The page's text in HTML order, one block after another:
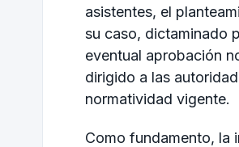
asistentes, el
su caso, dictaminado
eventual aprobación
dirigido a las
normatividad vigente.
Como fundamento, la